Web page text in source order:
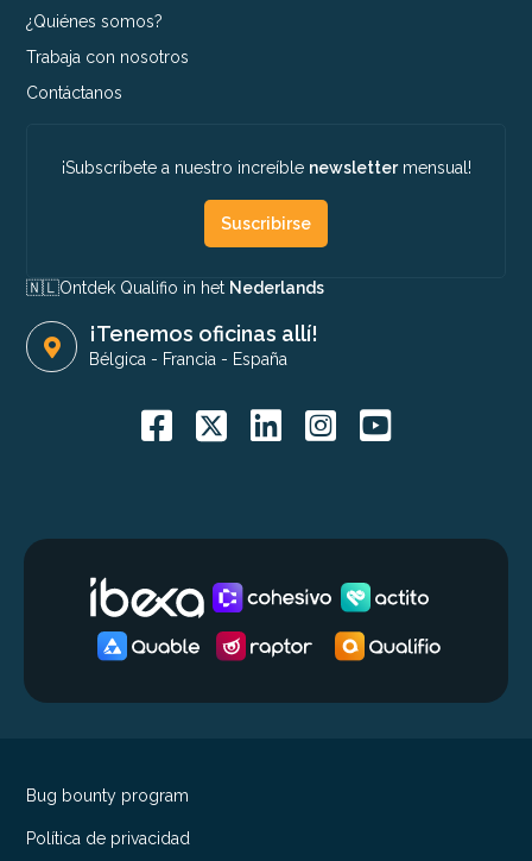
¿Quiénes somos?
Trabaja con nosotros
Contáctanos
¡Subscríbete a nuestro increíble newslettermensual!
Suscribirse
🇳🇱​Ontdek Qualifio in het Nederlands
¡Tenemos oficinas allí!
Bélgica - Francia - España
Bug bounty program
Política de privacidad